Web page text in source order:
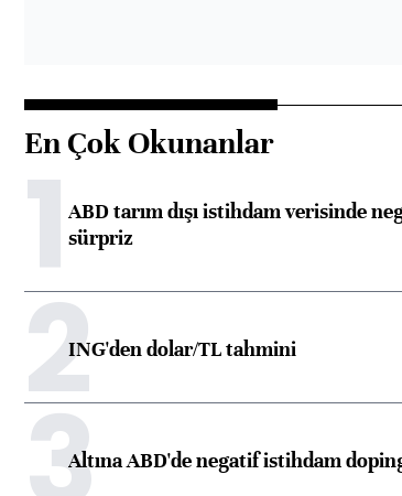
En Çok Okunanlar
1ABD tarım dışı istihdam verisinde
sürpriz
2ING'den dolar/TL tahmini
3Altına ABD'de negatif istihdam